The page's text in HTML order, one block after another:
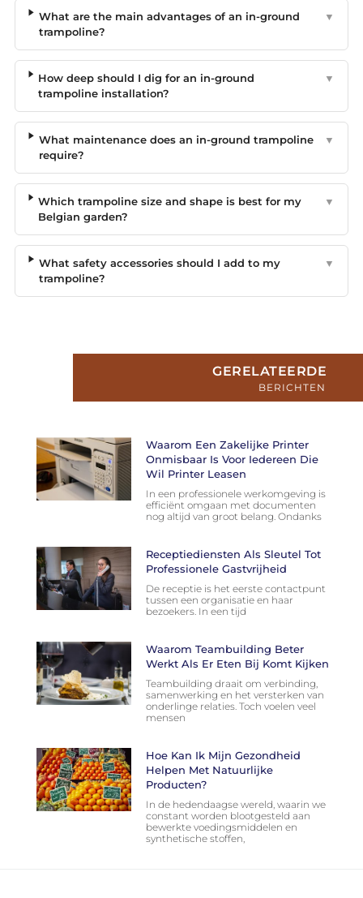
What are the main advantages of an in-ground
trampoline?
▼
How deep should I dig for an in-ground
trampoline installation?
▼
What maintenance does an in-ground trampoline
require?
▼
Which trampoline size and shape is best for my
Belgian garden?
▼
What safety accessories should I add to my
trampoline?
▼
GERELATEERDE
BERICHTEN
Waarom Een Zakelijke Printer
Onmisbaar Is Voor Iedereen Die
Wil Printer Leasen
In een professionele werkomgeving is
efficiënt omgaan met documenten
nog altijd van groot belang. Ondanks
Receptiediensten Als Sleutel Tot
Professionele Gastvrijheid
De receptie is het eerste contactpunt
tussen een organisatie en haar
bezoekers. In een tijd
Waarom Teambuilding Beter
Werkt Als Er Eten Bij Komt Kijken
Teambuilding draait om verbinding,
samenwerking en het versterken van
onderlinge relaties. Toch voelen veel
mensen
Hoe Kan Ik Mijn Gezondheid
Helpen Met Natuurlijke
Producten?
In de hedendaagse wereld, waarin we
constant worden blootgesteld aan
bewerkte voedingsmiddelen en
synthetische stoffen,